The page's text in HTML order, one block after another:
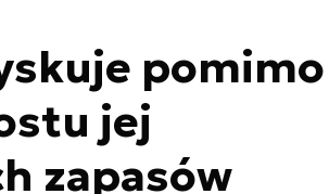
pomimo
jej
zapasów